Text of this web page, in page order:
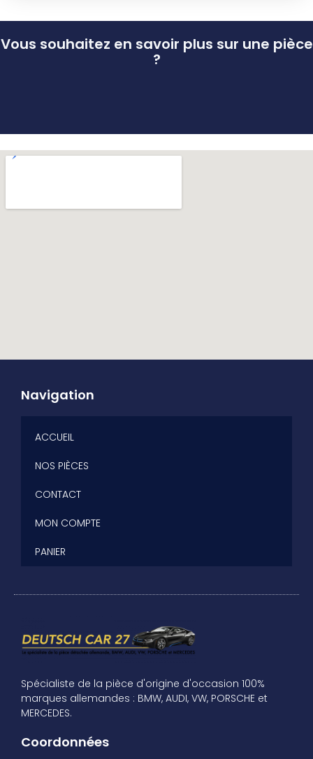
Vous souhaitez en savoir plus sur une pièce
?
Navigation
ACCUEIL
NOS PIÈCES
CONTACT
MON COMPTE
PANIER
Spécialiste de la pièce d'origine d'occasion 100%
marques allemandes : BMW, AUDI, VW, PORSCHE et
MERCEDES.
Coordonnées